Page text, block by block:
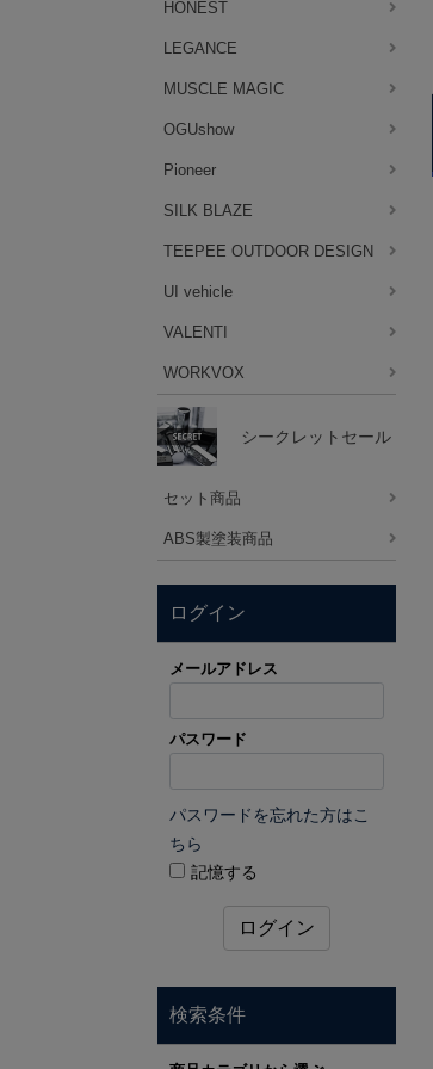
HONEST
LEGANCE
MUSCLE MAGIC
OGUshow
Pioneer
SILK BLAZE
TEEPEE OUTDOOR DESIGN
UI vehicle
VALENTI
WORKVOX
シークレットセール
セット商品
ABS製塗装商品
ログイン
メールアドレス
パスワード
パスワードを忘れた方はこ
ちら
記憶する
ログイン
検索条件